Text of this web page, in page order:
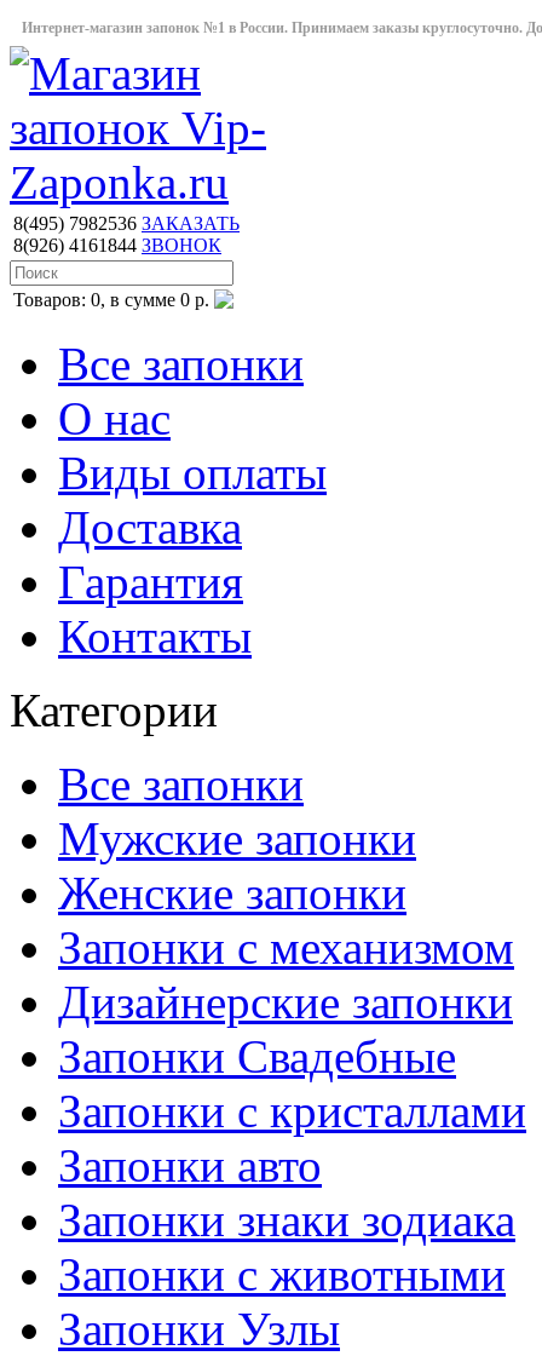
Интернет-магазин запонок №1 в России. Принимаем заказы круглосуточно.
8(495) 7982536
8(926) 4161844
ЗАКАЗАТЬ
ЗВОНОК
Товаров: 0, в сумме 0 р.
Все запонки
О нас
Виды оплаты
Доставка
Гарантия
Контакты
Категории
Все запонки
Мужские запонки
Женские запонки
Запонки с механизмом
Дизайнерские запонки
Запонки Свадебные
Запонки с кристаллами
Запонки авто
Запонки знаки зодиака
Запонки с животными
Запонки Узлы